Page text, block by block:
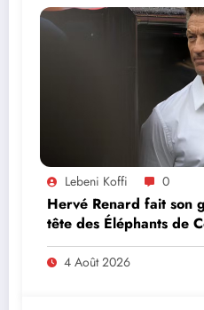
Lebeni Koffi 0
Hervé Renard fait son
tête des Éléphants de
4 Août 2026